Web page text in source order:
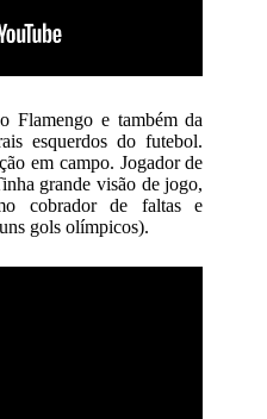
Flamengo e também da
esquerdos do futebol.
em campo. Jogador de
grande visão de jogo,
cobrador de faltas e
gols olímpicos).